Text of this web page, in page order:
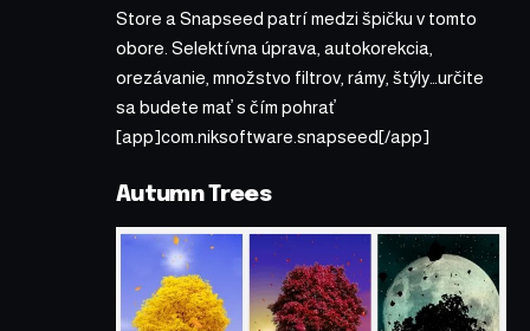
Store a Snapseed patrí medzi špičku v tomto
obore. Selektívna úprava, autokorekcia,
orezávanie, množstvo filtrov, rámy, štýly…určite
sa budete mať s čím pohrať
[app]com.niksoftware.snapseed[/app]
Autumn Trees